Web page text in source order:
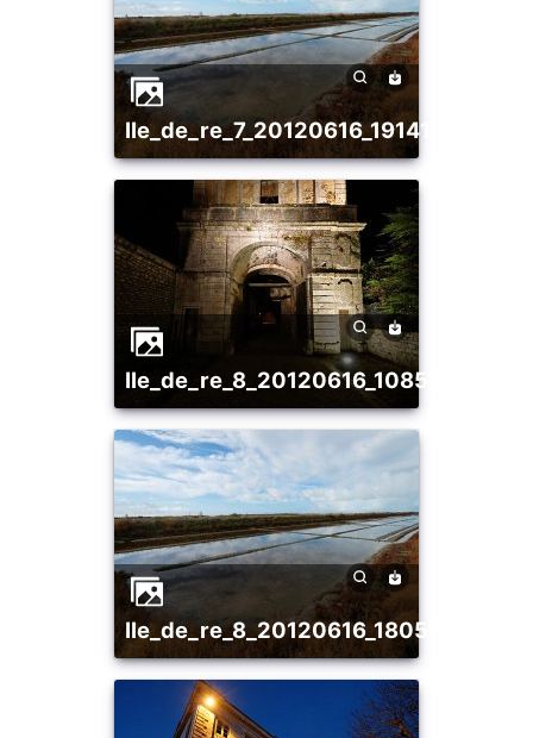
ile_de_re_7_20120616_1914104315
ile_de_re_8_20120616_1085628589
ile_de_re_8_20120616_1805177336